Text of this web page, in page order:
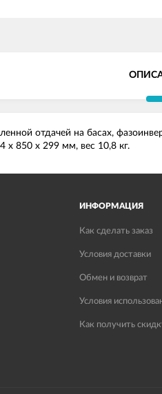
отдачей на басах,
x 850 x 299 мм, вес 10,8 кг.
ИНФОРМАЦИЯ
Как сделать заказ
Условия доставки
Обмен и возврат
Условия
Как получить